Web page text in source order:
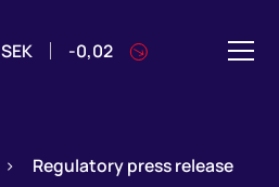
SEK -0,02
> Regulatory press release